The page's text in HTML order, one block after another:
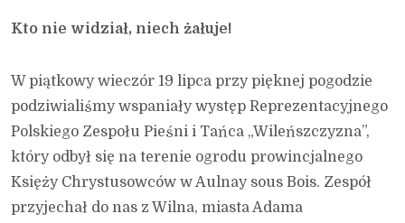
Kto nie widział, niech żałuje!
W piątkowy wieczór 19 lipca przy pięknej pogodzie
podziwialiśmy wspaniały występ Reprezentacyjnego
Polskiego Zespołu Pieśni i Tańca „Wileńszczyzna”,
który odbył się na terenie ogrodu prowincjalnego
Księży Chrystusowców w Aulnay sous Bois. Zespół
przyjechał do nas z Wilna, miasta Adama